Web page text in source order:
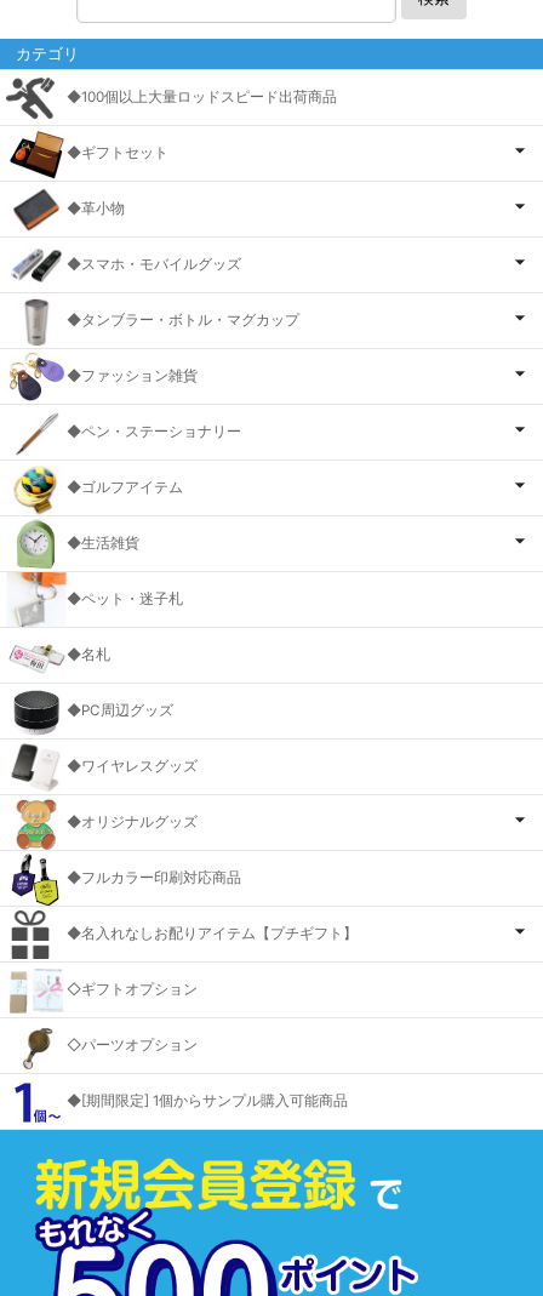
カテゴリ
◆100個以上大量ロッドスピード出荷商品
◆ギフトセット
◆革小物
◆スマホ・モバイルグッズ
◆タンブラー・ボトル・マグカップ
◆ファッション雑貨
◆ペン・ステーショナリー
◆ゴルフアイテム
◆生活雑貨
◆ペット・迷子札
◆名札
◆PC周辺グッズ
◆ワイヤレスグッズ
◆オリジナルグッズ
◆フルカラー印刷対応商品
◆名入れなしお配りアイテム【プチギフト】
◇ギフトオプション
◇パーツオプション
◆[期間限定] 1個からサンプル購入可能商品